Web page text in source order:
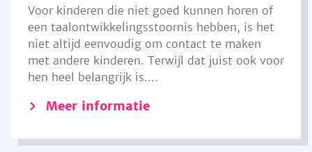
Voor kinderen die niet goed kunnen horen of
een taalontwikkelingsstoornis hebben, is het
niet altijd eenvoudig om contact te maken
met andere kinderen. Terwijl dat juist ook voor
hen heel belangrijk is....
Meer informatie